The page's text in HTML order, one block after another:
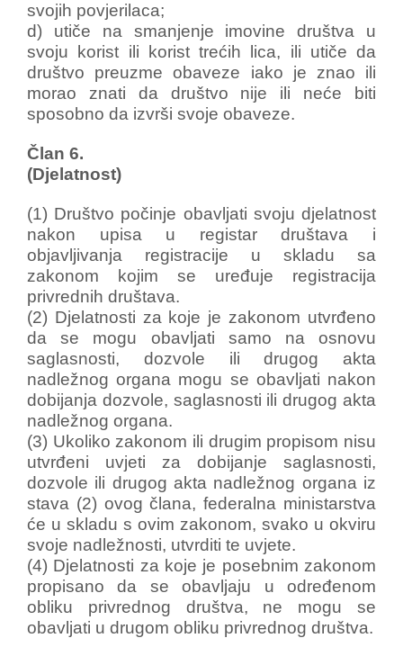
svojih povjerilaca;
d) utiče na smanjenje imovine društva u
svoju korist ili korist trećih lica, ili utiče da
društvo preuzme obaveze iako je znao ili
morao znati da društvo nije ili neće biti
sposobno da izvrši svoje obaveze.
Član 6.
(Djelatnost)
(1) Društvo počinje obavljati svoju djelatnost
nakon upisa u registar društava i
objavljivanja registracije u skladu sa
zakonom kojim se uređuje registracija
privrednih društava.
(2) Djelatnosti za koje je zakonom utvrđeno
da se mogu obavljati samo na osnovu
saglasnosti, dozvole ili drugog akta
nadležnog organa mogu se obavljati nakon
dobijanja dozvole, saglasnosti ili drugog akta
nadležnog organa.
(3) Ukoliko zakonom ili drugim propisom nisu
utvrđeni uvjeti za dobijanje saglasnosti,
dozvole ili drugog akta nadležnog organa iz
stava (2) ovog člana, federalna ministarstva
će u skladu s ovim zakonom, svako u okviru
svoje nadležnosti, utvrditi te uvjete.
(4) Djelatnosti za koje je posebnim zakonom
propisano da se obavljaju u određenom
obliku privrednog društva, ne mogu se
obavljati u drugom obliku privrednog društva.